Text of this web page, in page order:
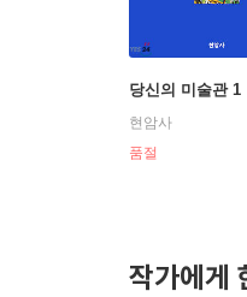
당신의 미술관 1
현암사
품절
작가에게